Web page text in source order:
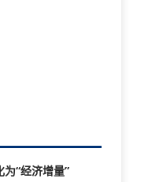
为“经济增量”